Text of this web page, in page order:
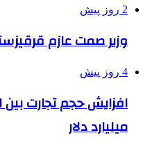
2 روز پیش
وزیر صمت عازم
4 روز پیش
میلیارد دلار